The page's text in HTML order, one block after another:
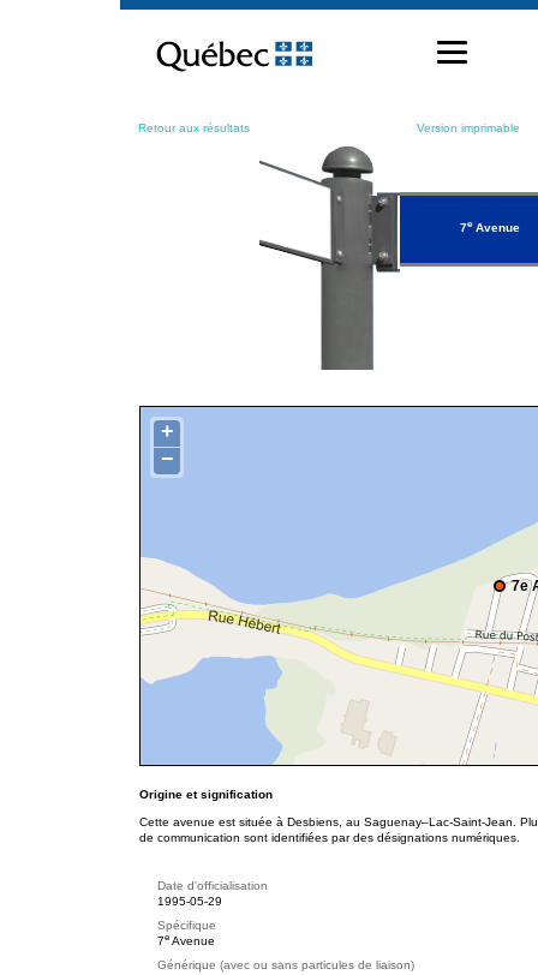
contenu
Retour aux résultats Version imprimable
7eAvenue
7e
+
−
Origine et signification
Cette avenue est située à Desbiens, au Saguenay–Lac-Saint-Jean.
de communication sont identifiées par des désignations numériques.
Date d'officialisation
1995-05-29
Spécifique
7e Avenue
Générique (avec ou sans particules de liaison)